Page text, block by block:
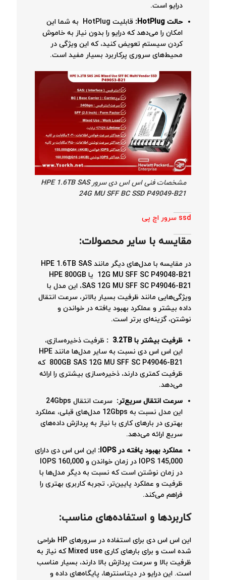
درایو است.
حالت
:
قابلیت HotPlug به شما این
امکان را می‌دهد که درایو را بدون نیاز به خاموش
کردن سیستم تعویض کنید، که این ویژگی در
محیط‌های سروری پرکاربرد بسیار مفید است.
مشخصات فنی اس اس دی سرور HPE 1.6TB SAS
24G MU SFF BC SSD P49049-B21
ssd سرور اچ پی
مقایسه با سایر محصولات:
در مقایسه با مدل‌های دیگر مانند HPE 1.6TB SAS
12G MU SFF SC P49048-B21 یا HPE 800GB
SAS 12G MU SFF SC P49046-B21، این مدل با
ویژگی‌هایی مانند ظرفیت بسیار بالاتر، سرعت انتقال
داده بیشتر و عملکرد بهبود یافته در خواندن و
نوشتن، گزینه‌ای برتر است.
ظرفیت بیشتر با 3.2TB :
ظرفیت ذخیره‌سازی،
این اس اس دی نسبت به سایر مدل‌ها مانند HPE
800GB SAS 12G MU SFF SC P49046-B21 که
ظرفیت کمتری دارند، ذخیره‌سازی بیشتری را ارائه
می‌دهد.
سرعت انتقال سریع‌تر:
سرعت انتقال 24Gbps
این مدل نسبت به 12Gbps مدل‌های قبلی، عملکرد
بهتری در بارهای کاری با نیاز به پردازش داده‌های
سریع ارائه می‌دهد.
عملکرد بهبود یافته در IOPS:
این اس اس دی دارای
145,000 IOPS در زمان خواندن و 160,000 IOPS
در زمان نوشتن است که نسبت به دیگر مدل‌ها با
ظرفیت و عملکرد پایین‌تر، تجربه کاربری بهتری را
فراهم می‌کند.
کاربردها و استفاده‌های مناسب:
این اس اس دی برای استفاده در سرورهای HP طراحی
شده است و برای بارهای کاری Mixed use که نیاز به
ظرفیت بالا و سرعت پردازش بالا دارند، بسیار مناسب
است. این درایو در دیتاسنترها، پایگاه‌های داده و